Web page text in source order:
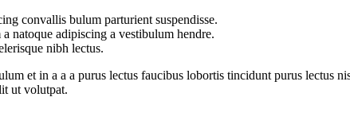
convallis bulum parturient suspendisse.
natoque adipiscing a vestibulum hendre.
nibh lectus.
et in a a a purus lectus faucibus lobortis tincidunt purus lectus
ut volutpat.